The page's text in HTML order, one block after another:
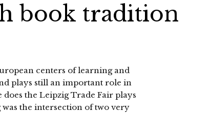
book tradition
centers of learning and
plays still an important role in
the Leipzig Trade Fair plays
the intersection of two very